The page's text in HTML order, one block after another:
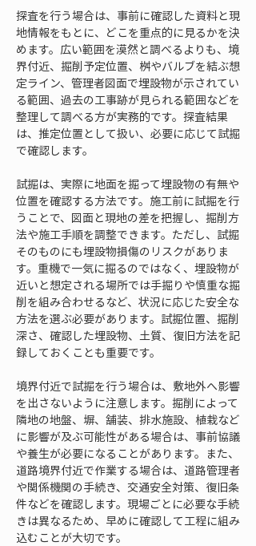
探査を行う場合は、事前に確認した資料と現
地情報をもとに、どこを重点的に見るかを決
めます。広い範囲を漠然と調べるよりも、境
界付近、掘削予定位置、桝やバルブを結ぶ想
定ライン、管理者図面で埋設物が示されてい
る範囲、過去の工事跡が見られる範囲などを
整理して調べる方が実務的です。探査結果
は、推定位置として扱い、必要に応じて試掘
で確認します。
試掘は、実際に地面を掘って埋設物の有無や
位置を確認する方法です。施工前に試掘を行
うことで、図面と現地の差を把握し、掘削方
法や施工手順を調整できます。ただし、試掘
そのものにも埋設物損傷のリスクがありま
す。重機で一気に掘るのではなく、埋設物が
近いと想定される場所では手掘りや慎重な掘
削を組み合わせるなど、状況に応じた安全な
方法を選ぶ必要があります。試掘位置、掘削
深さ、確認した埋設物、土質、復旧方法を記
録しておくことも重要です。
境界付近で試掘を行う場合は、敷地外へ影響
を出さないように注意します。掘削によって
隣地の地盤、塀、舗装、排水施設、植栽など
に影響が及ぶ可能性がある場合は、事前協議
や養生が必要になることがあります。また、
道路境界付近で作業する場合は、道路管理者
や関係機関の手続き、交通安全対策、復旧条
件などを確認します。現場ごとに必要な手続
きは異なるため、早めに確認して工程に組み
込むことが大切です。